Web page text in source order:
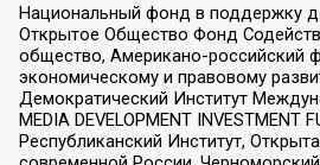
Национальный фонд в поддержку
Открытое Общество Фонд
общество, Американо-российский
экономическому и правовому
Демократический Институт
MEDIA DEVELOPMENT
Республиканский Институт,